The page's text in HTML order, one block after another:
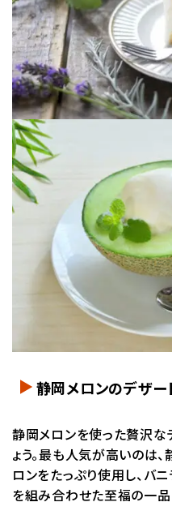
静岡メロンのデザー
静岡メロンを使った贅沢な
ょう。最も人気が高いのは
ロンをたっぷり使用し、バ
を組み合わせた至福の一品